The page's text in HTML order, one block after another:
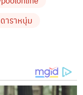
ป็นเลข 42 เพื่อ
อุ่นจริงๆ เลยค่ะ
แฟนคลับเข้ามา
เป็นจำนวนมาก
ดาราหนุ่ม